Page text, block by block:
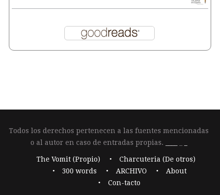
Todos los derechos pertenecen a las fuentes mencionadas
o al autor en caso de entradas propias.
The Vomit (Propio)
Charcuteria (De otros)
300 words
ARCHIVO
About
Con-tacto